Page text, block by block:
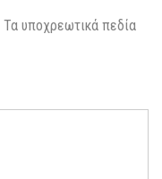
Τα υποχρεωτικά πεδία